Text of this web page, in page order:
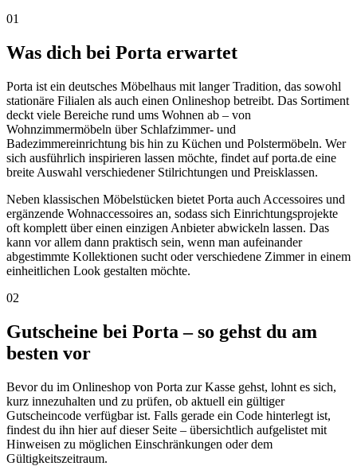
01
Was dich bei Porta erwartet
Porta ist ein deutsches Möbelhaus mit langer Tradition, das sowohl
stationäre Filialen als auch einen Onlineshop betreibt. Das Sortiment
deckt viele Bereiche rund ums Wohnen ab – von
Wohnzimmermöbeln über Schlafzimmer- und
Badezimmereinrichtung bis hin zu Küchen und Polstermöbeln. Wer
sich ausführlich inspirieren lassen möchte, findet auf porta.de eine
breite Auswahl verschiedener Stilrichtungen und Preisklassen.
Neben klassischen Möbelstücken bietet Porta auch Accessoires und
ergänzende Wohnaccessoires an, sodass sich Einrichtungsprojekte
oft komplett über einen einzigen Anbieter abwickeln lassen. Das
kann vor allem dann praktisch sein, wenn man aufeinander
abgestimmte Kollektionen sucht oder verschiedene Zimmer in einem
einheitlichen Look gestalten möchte.
02
Gutscheine bei Porta – so gehst du am
besten vor
Bevor du im Onlineshop von Porta zur Kasse gehst, lohnt es sich,
kurz innezuhalten und zu prüfen, ob aktuell ein gültiger
Gutscheincode verfügbar ist. Falls gerade ein Code hinterlegt ist,
findest du ihn hier auf dieser Seite – übersichtlich aufgelistet mit
Hinweisen zu möglichen Einschränkungen oder dem
Gültigkeitszeitraum.